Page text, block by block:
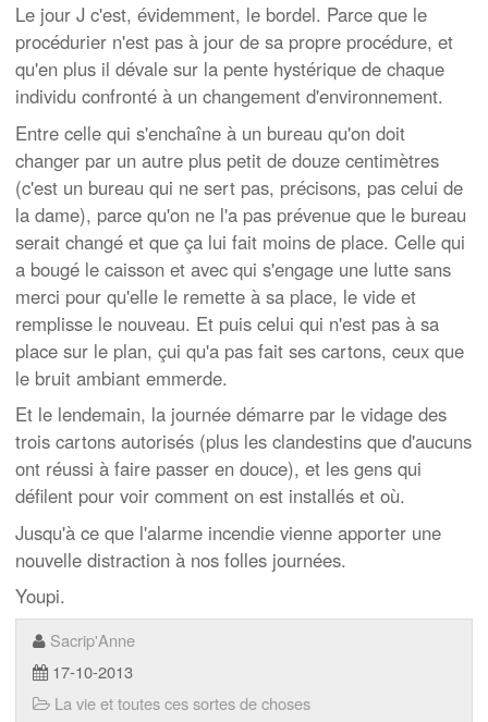
Le jour J c'est, évidemment, le bordel. Parce que le
procédurier n'est pas à jour de sa propre procédure, et
qu'en plus il dévale sur la pente hystérique de chaque
individu confronté à un changement d'environnement.
Entre celle qui s'enchaîne à un bureau qu'on doit
changer par un autre plus petit de douze centimètres
(c'est un bureau qui ne sert pas, précisons, pas celui de
la dame), parce qu'on ne l'a pas prévenue que le bureau
serait changé et que ça lui fait moins de place. Celle qui
a bougé le caisson et avec qui s'engage une lutte sans
merci pour qu'elle le remette à sa place, le vide et
remplisse le nouveau. Et puis celui qui n'est pas à sa
place sur le plan, çui qu'a pas fait ses cartons, ceux que
le bruit ambiant emmerde.
Et le lendemain, la journée démarre par le vidage des
trois cartons autorisés (plus les clandestins que d'aucuns
ont réussi à faire passer en douce), et les gens qui
défilent pour voir comment on est installés et où.
Jusqu'à ce que l'alarme incendie vienne apporter une
nouvelle distraction à nos folles journées.
Youpi.
Sacrip'Anne
17-10-2013
La vie et toutes ces sortes de choses